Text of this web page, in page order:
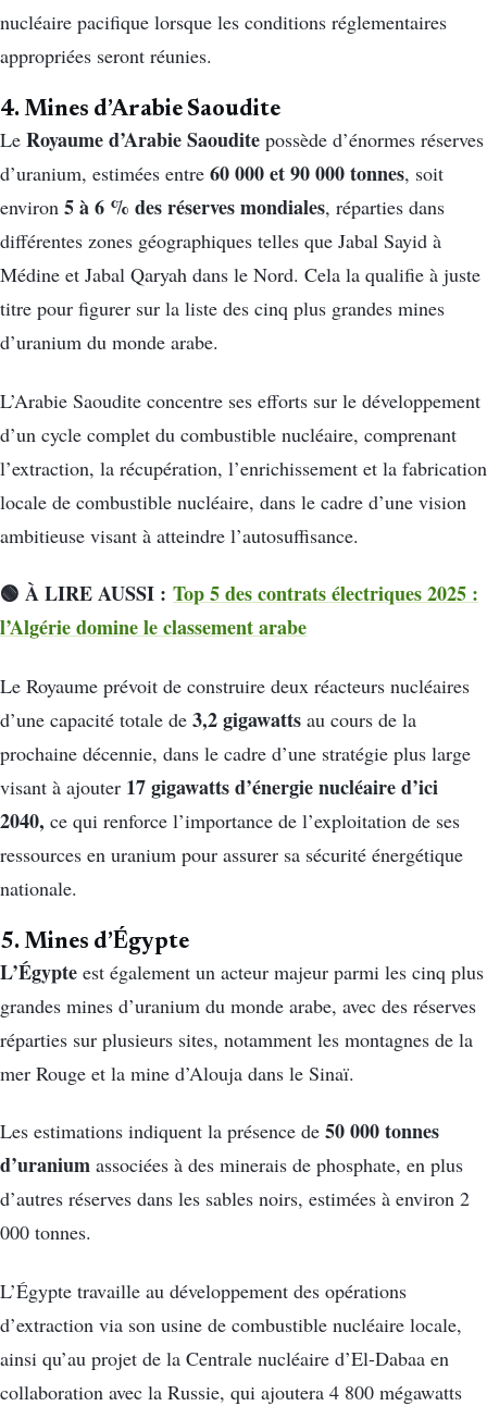
nucléaire pacifique lorsque les conditions réglementaires
appropriées seront réunies.
4. Mines d’Arabie Saoudite
Le Royaume d’Arabie Saoudite possède d’énormes réserves
d’uranium, estimées entre 60 000 et 90 000 tonnes, soit
environ 5 à 6 % des réserves mondiales, réparties dans
différentes zones géographiques telles que Jabal Sayid à
Médine et Jabal Qaryah dans le Nord. Cela la qualifie à juste
titre pour figurer sur la liste des cinq plus grandes mines
d’uranium du monde arabe.
L’Arabie Saoudite concentre ses efforts sur le développement
d’un cycle complet du combustible nucléaire, comprenant
l’extraction, la récupération, l’enrichissement et la fabrication
locale de combustible nucléaire, dans le cadre d’une vision
ambitieuse visant à atteindre l’autosuffisance.
🟢 À LIRE AUSSI : Top 5 des contrats électriques 2025 :
l’Algérie domine le classement arabe
Le Royaume prévoit de construire deux réacteurs nucléaires
d’une capacité totale de 3,2 gigawatts au cours de la
prochaine décennie, dans le cadre d’une stratégie plus large
visant à ajouter 17 gigawatts d’énergie nucléaire d’ici
2040, ce qui renforce l’importance de l’exploitation de ses
ressources en uranium pour assurer sa sécurité énergétique
nationale.
5. Mines d’Égypte
L’Égypte est également un acteur majeur parmi les cinq plus
grandes mines d’uranium du monde arabe, avec des réserves
réparties sur plusieurs sites, notamment les montagnes de la
mer Rouge et la mine d’Alouja dans le Sinaï.
Les estimations indiquent la présence de 50 000 tonnes
d’uranium associées à des minerais de phosphate, en plus
d’autres réserves dans les sables noirs, estimées à environ 2
000 tonnes.
L’Égypte travaille au développement des opérations
d’extraction via son usine de combustible nucléaire locale,
ainsi qu’au projet de la Centrale nucléaire d’El-Dabaa en
collaboration avec la Russie, qui ajoutera 4 800 mégawatts